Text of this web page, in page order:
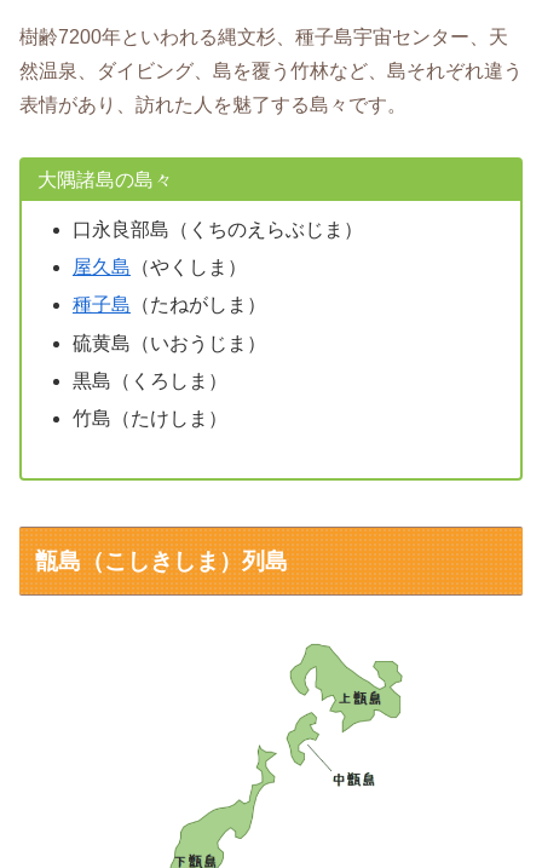
樹齢7200年といわれる縄文杉、種子島宇宙センター、天
然温泉、ダイビング、島を覆う竹林など、島それぞれ違う
表情があり、訪れた人を魅了する島々です。
大隅諸島の島々
口永良部島（くちのえらぶじま）
屋久島 （やくしま）
種子島 （たねがしま）
硫黄島（いおうじま）
黒島（くろしま）
竹島（たけしま）
甑島（こしきしま）列島